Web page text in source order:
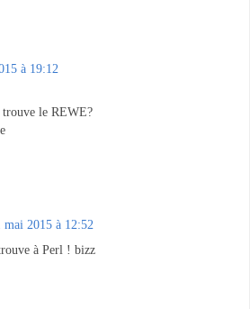
à 19:12
le REWE?
mai 2015 à 12:52
à Perl ! bizz